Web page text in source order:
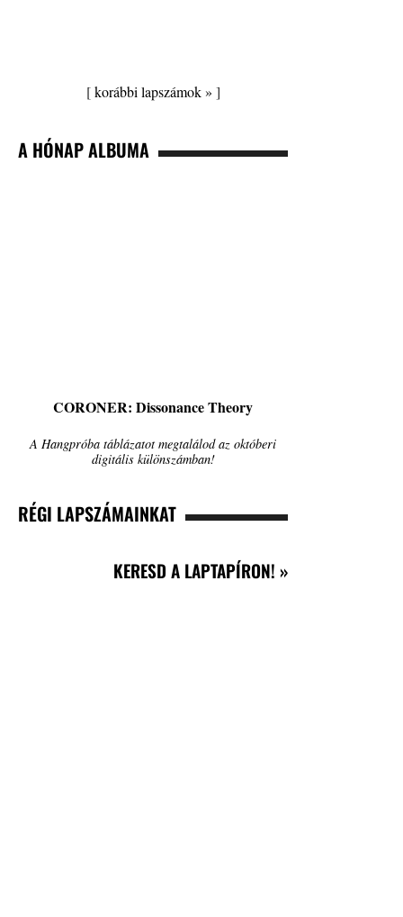
[korábbi lapszámok » ]
A HÓNAP ALBUMA
CORONER: Dissonance Theory
A Hangpróba táblázatot megtalálod az októberi
digitális különszámban!
RÉGI LAPSZÁMAINKAT
KERESD A LAPTAPÍRON! »